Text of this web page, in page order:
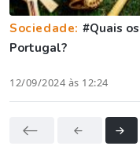
Sociedade: #Quais
Portugal?
12/09/2024 às 12:24